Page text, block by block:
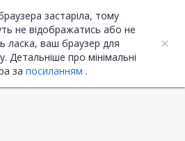
застаріла, тому
не відображатись або не
ласка, ваш браузер для
Детальніше про мінімальні
за посиланням .
UA ENG
про закупівлю